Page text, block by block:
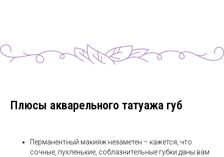
Плюсы акварельного татуажа губ
Перманентный макияж незаметен – кажется, что
сочные, пухленькие, соблазнительные губки даны вам